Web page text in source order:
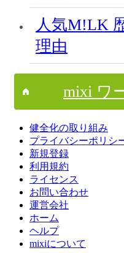
人気M!LK
理由
mixi ワ
健全化の取り組み
プライバシーポリシ
新規登録
利用規約
ライセンス
お問い合わせ
運営会社
ホーム
ヘルプ
mixiについて